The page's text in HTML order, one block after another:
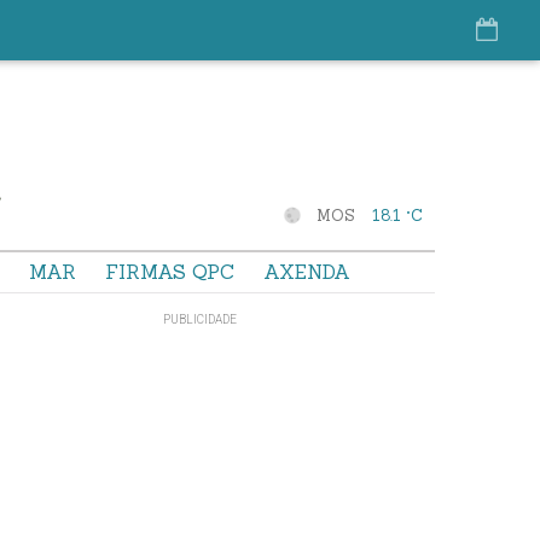
MOS 18.1 °C
MAR FIRMAS QPC AXENDA